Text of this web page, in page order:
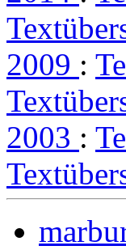
2009 :
2003 :